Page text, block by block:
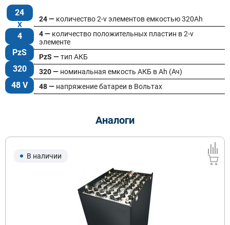
24
4
PzS
320
48 V
24 — количество 2-v элементов емкостью 320Ah
48 — напряжение батареи в Вольтах
4 — количество положительных пластин в 2-v
элементе
320 — номинальная емкость АКБ в Ah (Ач)
PzS —тип АКБ
Аналоги
В наличии